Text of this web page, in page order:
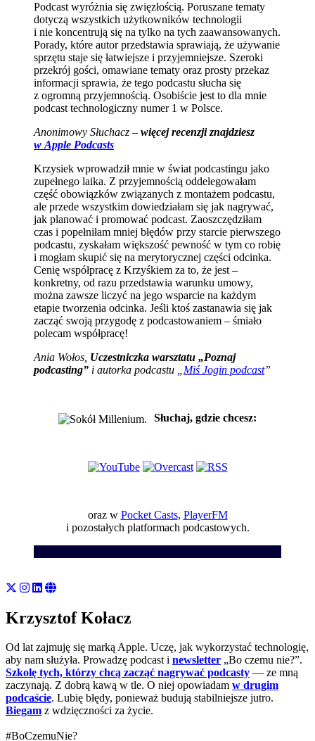
Podcast wyróżnia się zwięzłością. Poruszane tematy
dotyczą wszystkich użytkowników technologii
i nie koncentrują się na tylko na tych zaawansowanych.
Porady, które autor przedstawia sprawiają, że używanie
sprzętu staje się łatwiejsze i przyjemniejsze. Szeroki
przekrój gości, omawiane tematy oraz prosty przekaz
informacji sprawia, że tego podcastu słucha się
z ogromną przyjemnością. Osobiście jest to dla mnie
podcast technologiczny numer 1 w Polsce.
Anonimowy Słuchacz – więcej recenzji znajdziesz
w Apple Podcasts
Krzysiek wprowadził mnie w świat podcastingu jako
zupełnego laika. Z przyjemnością oddelegowałam
część obowiązków związanych z montażem podcastu,
ale przede wszystkim dowiedziałam się jak nagrywać,
jak planować i promować podcast. Zaoszczędziłam
czas i popełniłam mniej błędów przy starcie pierwszego
podcastu, zyskałam większość pewność w tym co robię
i mogłam skupić się na merytorycznej części odcinka.
Cenię współpracę z Krzyśkiem za to, że jest –
konkretny, od razu przedstawia warunku umowy,
można zawsze liczyć na jego wsparcie na każdym
etapie tworzenia odcinka. Jeśli ktoś zastanawia się jak
zacząć swoją przygodę z podcastowaniem – śmiało
polecam współpracę!
Ania Wołos, Uczestniczka warsztatu „Poznaj
podcasting” i autorka podcastu „ Miś Jogin podcast”
Słuchaj, gdzie chcesz:
oraz w Pocket Casts, PlayerFM
i pozostałych platformach podcastowych.
Krzysztof Kołacz
Od lat zajmuję się marką Apple. Uczę, jak wykorzystać technologię,
aby nam służyła. Prowadzę podcast i newsletter „Bo czemu nie?”.
Szkolę tych, którzy chcą zacząć nagrywać podcasty — ze mną
zaczynają. Z dobrą kawą w tle. O niej opowiadam w drugim
podcaście. Lubię błędy, ponieważ budują stabilniejsze jutro.
Biegam z wdzięczności za życie.
#BoCzemuNie?